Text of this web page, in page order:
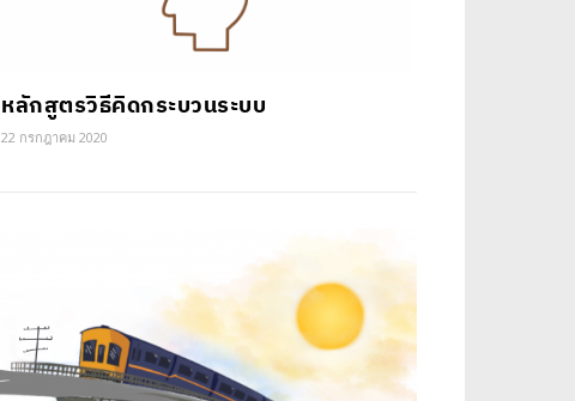
หลักสูตรวิธีคิดกระบวนระบบ
22 กรกฎาคม 2020